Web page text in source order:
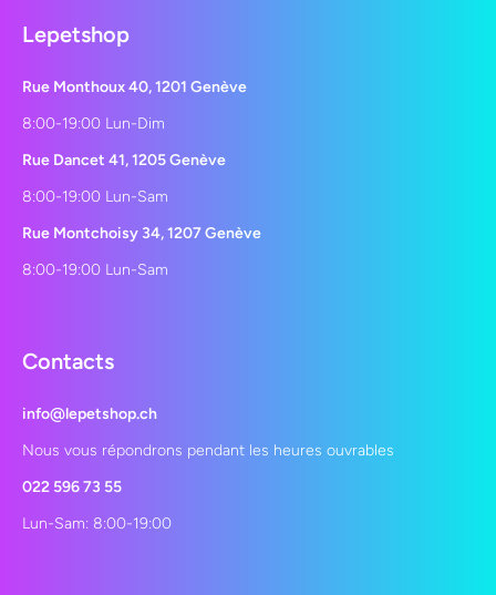
Lepetshop
Rue Monthoux 40, 1201 Genève
8:00-19:00 Lun-Dim
Rue Dancet 41, 1205 Genève
8:00-19:00 Lun-Sam
Rue Montchoisy 34, 1207 Genève
8:00-19:00 Lun-Sam
Contacts
info@lepetshop.ch
Nous vous répondrons pendant les heures ouvrables
022 596 73 55
Lun-Sam: 8:00-19:00